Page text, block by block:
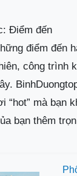
Điểm đến
điểm đến
công trình
“hot” mà bạn
bạn thêm